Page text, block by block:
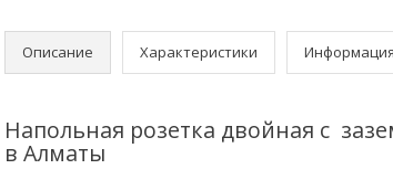
Описание Характеристики
Напольная розетка двойная с
в Алматы